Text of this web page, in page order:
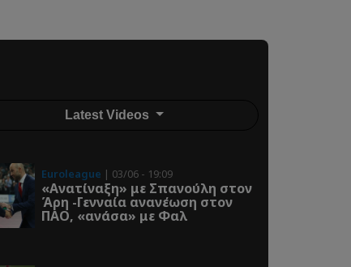
Latest Videos
Euroleague | 03/06 - 19:09
«Ανατίναξη» με Σπανούλη στον
Άρη -Γενναία ανανέωση στον
ΠΑΟ, «ανάσα» με Φαλ